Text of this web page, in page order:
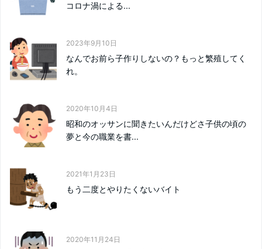
コロナ渦による...
2023年9月10日
なんでお前ら子作りしないの？もっと繁殖してく
れ。
2020年10月4日
昭和のオッサンに聞きたいんだけどさ子供の頃の
夢と今の職業を書...
2021年1月23日
もう二度とやりたくないバイト
2020年11月24日